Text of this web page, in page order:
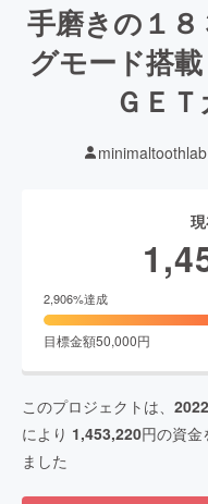
手磨きの１
グモード搭
ＧＥ
minimaltoothlab
2,906%達成
目標金額50,000円
このプロジェクトは、
により 1,453,220円の資金
ました